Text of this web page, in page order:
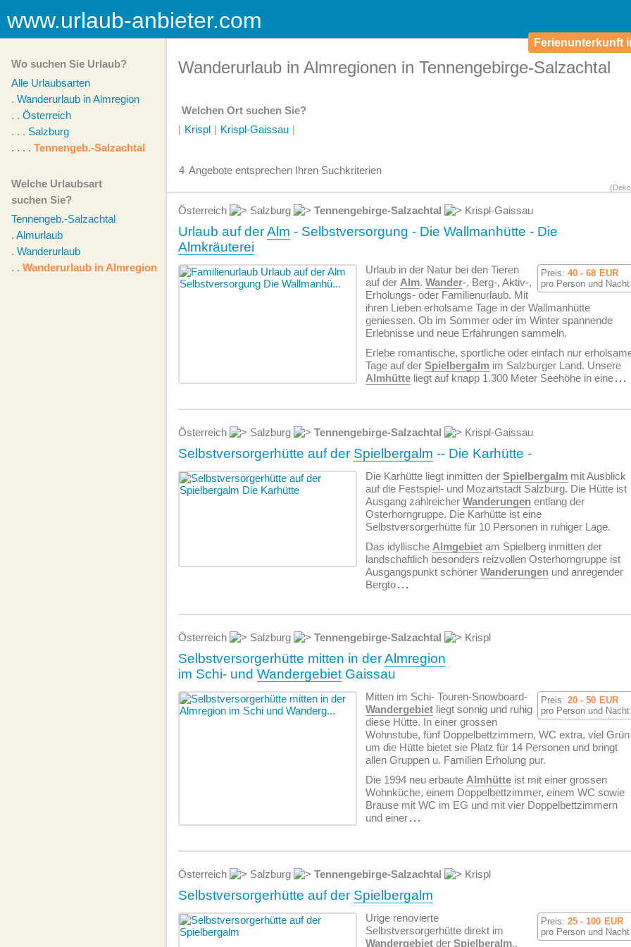
Ferienunterkunft
www.urlaub-anbieter.com
Wo suchen Sie Urlaub?
Alle Urlaubsarten
. Wanderurlaub in Almregion
. . Österreich
. . . Salzburg
. . . . Tennengeb.-Salzachtal
Welche Urlaubsart
suchen Sie?
Tennengeb.-Salzachtal
. Almurlaub
. Wanderurlaub
. . Wanderurlaub in Almregion
Wanderurlaub in Almregionen in Tennengebirge-Salzachtal
Welchen Ort suchen Sie?
| Krispl | Krispl-Gaissau |
4 Angebote entsprechen Ihren Suchkriterien
Österreich Salzburg Tennengebirge-Salzachtal Krispl-Gaissau
Urlaub auf derAlm - Selbstversorgung - Die Wallmanhütte - Die
Almkräuterei
Preis: 40 - 68 EUR
pro Person und Nacht
Urlaub in der Natur bei den Tieren
auf der Alm. Wander-, Berg-, Aktiv-,
Erholungs- oder Familienurlaub. Mit
ihren Lieben erholsame Tage in der Wallmanhütte
geniessen. Ob im Sommer oder im Winter spannende
Erlebnisse und neue Erfahrungen sammeln.
Erlebe romantische, sportliche oder einfach nur
Tage auf der Spielbergalm im Salzburger Land. Unsere
Almhütte liegt auf knapp 1.300 Meter Seehöhe in eine...
Österreich Salzburg Tennengebirge-Salzachtal Krispl-Gaissau
Selbstversorgerhütte auf der Spielbergalm -- Die Karhütte -
Die Karhütte liegt inmitten der Spielbergalm mit Ausblick
auf die Festspiel- und Mozartstadt Salzburg. Die Hütte ist
Ausgang zahlreicher Wanderungen entlang der
Osterhorngruppe. Die Karhütte ist eine
Selbstversorgerhütte für 10 Personen in ruhiger Lage.
Das idyllische Almgebiet am Spielberg inmitten der
landschaftlich besonders reizvollen Osterhorngruppe ist
Ausgangspunkt schöner Wanderungen und anregender
Bergto...
Österreich Salzburg Tennengebirge-Salzachtal Krispl
Selbstversorgerhütte mitten in derAlmregion
im Schi- und Wandergebiet Gaissau
Preis: 20 - 50 EUR
pro Person und Nacht
Mitten im Schi- Touren-Snowboard-
Wandergebiet liegt sonnig und ruhig
diese Hütte. In einer grossen
Wohnstube, fünf Doppelbettzimmern, WC extra, viel Grün
um die Hütte bietet sie Platz für 14 Personen und bringt
allen Gruppen u. Familien Erholung pur.
Die 1994 neu erbaute Almhütte ist mit einer grossen
Wohnküche, einem Doppelbettzimmer, einem WC sowie
Brause mit WC im EG und mit vier Doppelbettzimmern
und einer...
Österreich Salzburg Tennengebirge-Salzachtal Krispl
Selbstversorgerhütte auf der Spielbergalm
Preis: 25 - 100 EUR
pro Person und Nacht
Urige renovierte
Selbstversorgerhütte direkt im
Wandergebiet der Spielberalm,.